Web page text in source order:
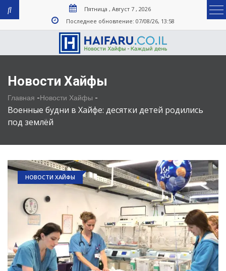
Пятница , Август 7 , 2026
Последнее обновление: 07/08/26, 13:58
Новости Хайфы
Главная -Новости Хайфы -
Военные будни в Хайфе: десятки детей родились
под землёй
НОВОСТИ ХАЙФЫ